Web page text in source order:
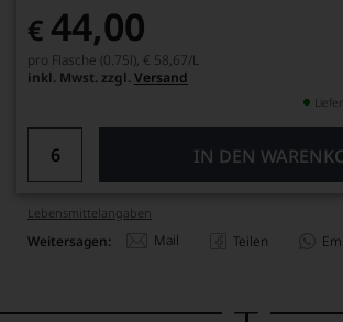
€ 44,00
pro Flasche (0.75l), € 58,67/L
inkl. Mwst. zzgl. Versand
IN DEN
Lebensmittel­angaben
Weitersagen: Mail Teilen